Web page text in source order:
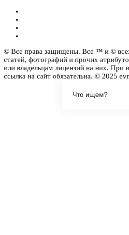
© Все права защищены. Все ™ и ©
статей, фотографий и прочих
или владельцам лицензий на них. При
ссылка на сайт обязательна. © 2025